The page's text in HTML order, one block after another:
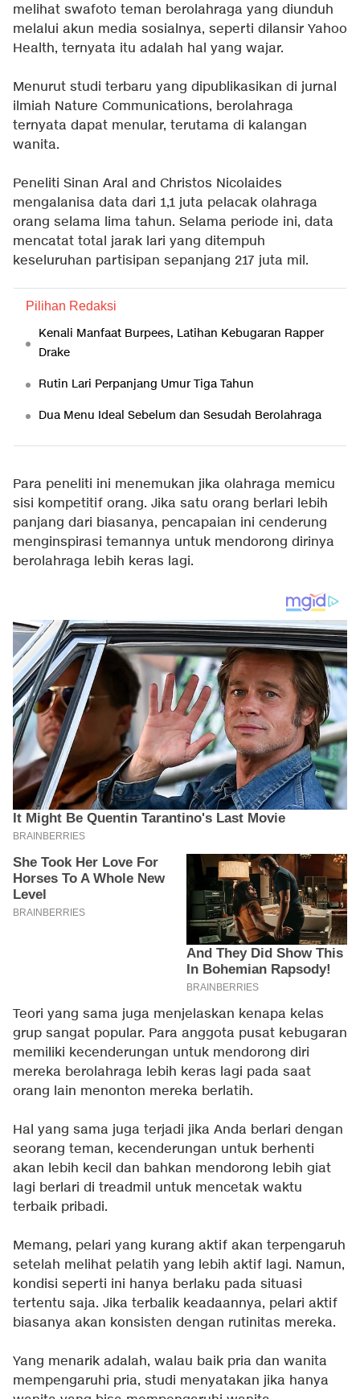
melihat swafoto teman berolahraga yang diunduh
melalui akun media sosialnya, seperti dilansir Yahoo
Health, ternyata itu adalah hal yang wajar.
Menurut studi terbaru yang dipublikasikan di jurnal
ilmiah Nature Communications, berolahraga
ternyata dapat menular, terutama di kalangan
wanita.
Peneliti Sinan Aral and Christos Nicolaides
mengalanisa data dari 1,1 juta pelacak olahraga
orang selama lima tahun. Selama periode ini, data
mencatat total jarak lari yang ditempuh
keseluruhan partisipan sepanjang 217 juta mil.
Pilihan Redaksi
Kenali Manfaat Burpees, Latihan Kebugaran Rapper
Drake
Rutin Lari Perpanjang Umur Tiga Tahun
Dua Menu Ideal Sebelum dan Sesudah Berolahraga
Para peneliti ini menemukan jika olahraga memicu
sisi kompetitif orang. Jika satu orang berlari lebih
panjang dari biasanya, pencapaian ini cenderung
menginspirasi temannya untuk mendorong dirinya
berolahraga lebih keras lagi.
Teori yang sama juga menjelaskan kenapa kelas
grup sangat popular. Para anggota pusat kebugaran
memiliki kecenderungan untuk mendorong diri
mereka berolahraga lebih keras lagi pada saat
orang lain menonton mereka berlatih.
Hal yang sama juga terjadi jika Anda berlari dengan
seorang teman, kecenderungan untuk berhenti
akan lebih kecil dan bahkan mendorong lebih giat
lagi berlari di treadmil untuk mencetak waktu
terbaik pribadi.
Memang, pelari yang kurang aktif akan terpengaruh
setelah melihat pelatih yang lebih aktif lagi. Namun,
kondisi seperti ini hanya berlaku pada situasi
tertentu saja. Jika terbalik keadaannya, pelari aktif
biasanya akan konsisten dengan rutinitas mereka.
Yang menarik adalah, walau baik pria dan wanita
mempengaruhi pria, studi menyatakan jika hanya